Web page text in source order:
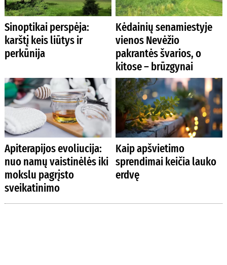
Sinoptikai perspėja:
karštį keis liūtys ir
perkūnija
Kėdainių senamiestyje
vienos Nevėžio
pakrantės švarios, o
kitose – brūzgynai
Apiterapijos evoliucija:
nuo namų vaistinėlės iki
mokslu pagrįsto
sveikatinimo
Kaip apšvietimo
sprendimai keičia lauko
erdvę